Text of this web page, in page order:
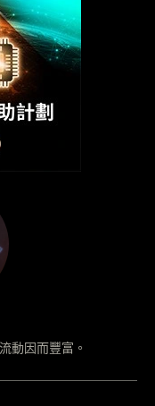
動因而豐富。